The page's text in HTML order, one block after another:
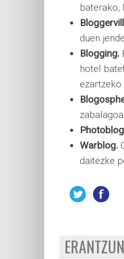
baterako,
duen
Blogging.
hotel
Warblog.
daitezke